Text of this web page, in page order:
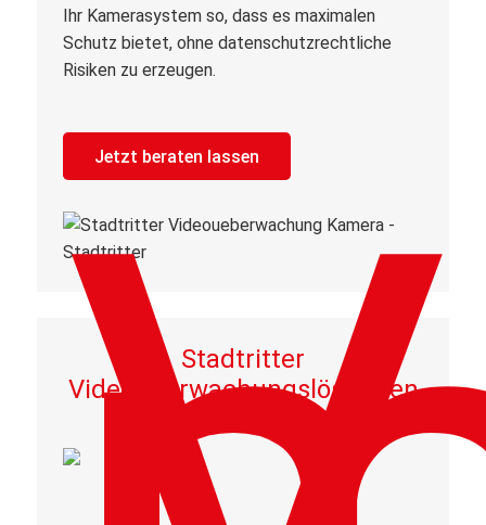
Ihr Kamerasystem so, dass es maximalen
Schutz bietet, ohne datenschutzrechtliche
Risiken zu erzeugen.
Jetzt beraten lassen
Stadtritter
Videoüberwachungslösungen